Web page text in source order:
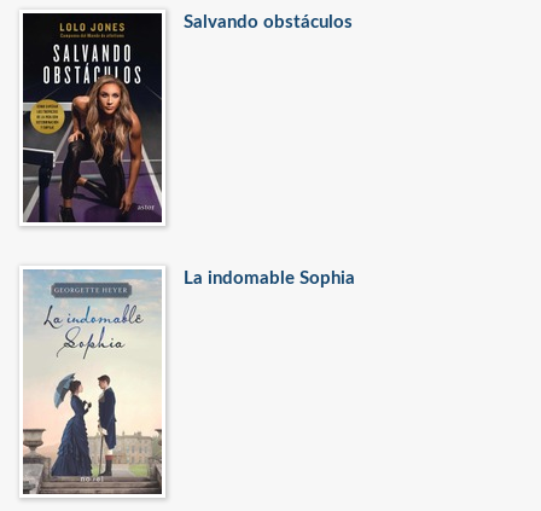
Salvando obstáculos
La indomable Sophia